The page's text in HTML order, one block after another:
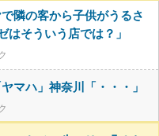
隣の客から子供がうるさ
はそういう店では？」
マハ」神奈川「・・・」